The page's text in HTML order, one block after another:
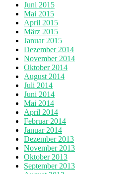
Juni 2015
Mai 2015
April 2015
März 2015
Januar 2015
Dezember 2014
November 2014
Oktober 2014
August 2014
Juli 2014
Juni 2014
Mai 2014
April 2014
Februar 2014
Januar 2014
Dezember 2013
November 2013
Oktober 2013
September 2013